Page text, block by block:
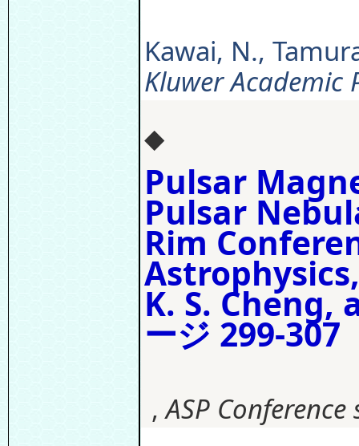
Kawai, N.,
Kluwer Academic
◆
Pulsar
Pulsar
Rim
K. S. Cheng,
ージ 299-307
, ASP Conference